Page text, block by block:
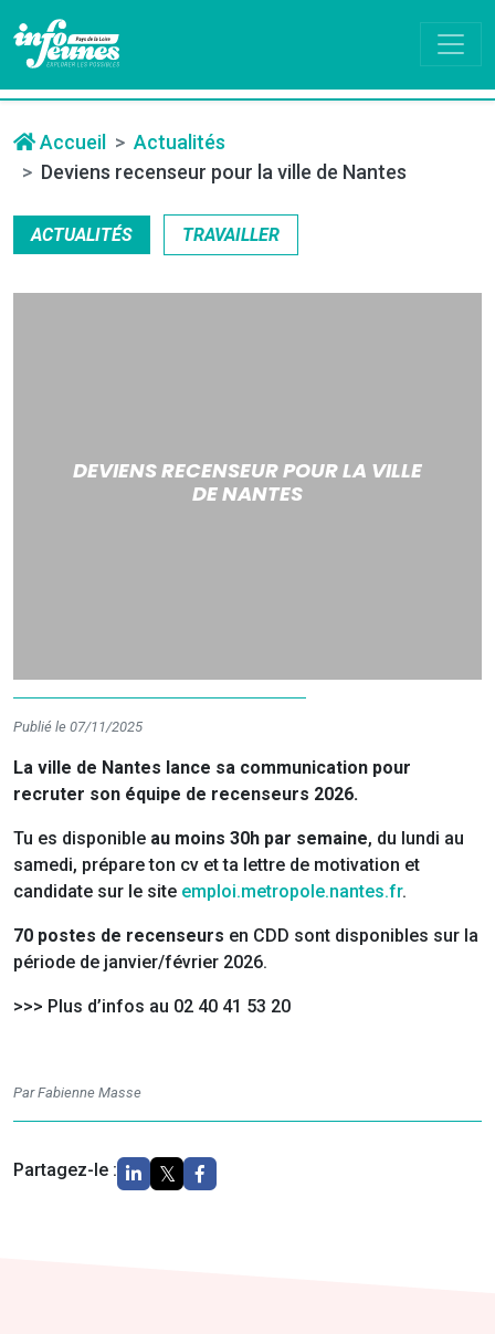
Accueil
Actualités
Deviens recenseur pour la ville de Nantes
ACTUALITÉS TRAVAILLER
DEVIENS RECENSEUR POUR LA VILLE
DE NANTES
Publié le 07/11/2025
La ville de Nantes lance sa communication pour
recruter son équipe de recenseurs 2026.
Tu es disponible au moins 30h par semaine, du lundi au
samedi, prépare ton cv et ta lettre de motivation et
candidate sur le site emploi.metropole.nantes.fr.
70 postes de recenseurs en CDD sont disponibles sur la
période de janvier/février 2026.
>>> Plus d’infos au 02 40 41 53 20
Par Fabienne Masse
Partagez-le :